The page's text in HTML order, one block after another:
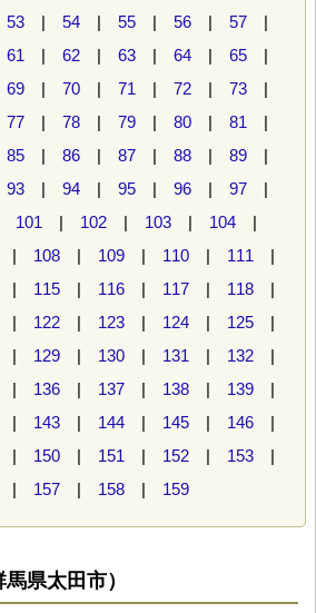
53 | 54 | 55 | 56 | 57 |
61 | 62 | 63 | 64 | 65 |
69 | 70 | 71 | 72 | 73 |
77 | 78 | 79 | 80 | 81 |
85 | 86 | 87 | 88 | 89 |
93 | 94 | 95 | 96 | 97 |
101 | 102 | 103 | 104 |
| 108 | 109 | 110 | 111 |
| 115 | 116 | 117 | 118 |
| 122 | 123 | 124 | 125 |
| 129 | 130 | 131 | 132 |
| 136 | 137 | 138 | 139 |
| 143 | 144 | 145 | 146 |
| 150 | 151 | 152 | 153 |
| 157 | 158 | 159
県太田市）